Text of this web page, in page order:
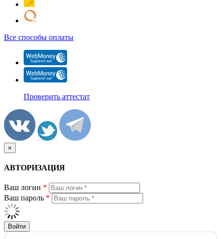
Все способы оплаты
Проверить аттестат
×
АВТОРИЗАЦИЯ
Ваш логин *
Ваш пароль *
Войти